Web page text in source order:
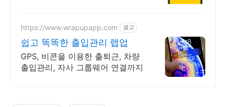
https://www.wrapupapp.com 광고
쉽고 똑똑한 출입관리 랩업
GPS, 비콘을 이용한 출퇴근, 차량
출입관리, 자사 그룹웨어 연결까지